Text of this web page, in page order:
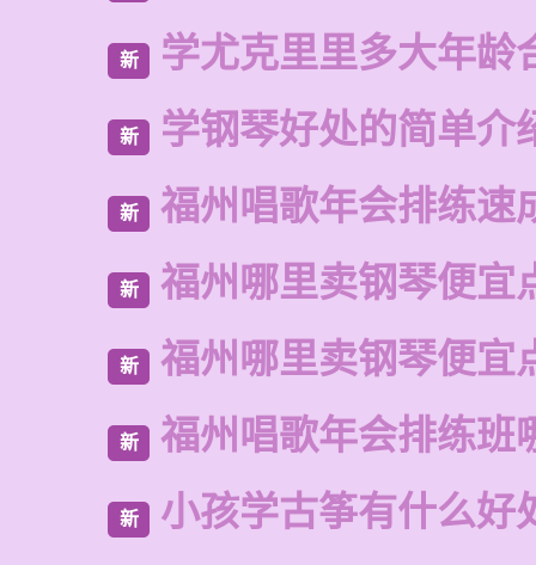
新 学尤克里里多大年龄
新 学钢琴好处的简单介
新 福州唱歌年会排练速
新 福州哪里卖钢琴便宜
新 福州哪里卖钢琴便宜
新 福州唱歌年会排练班
新 小孩学古筝有什么好